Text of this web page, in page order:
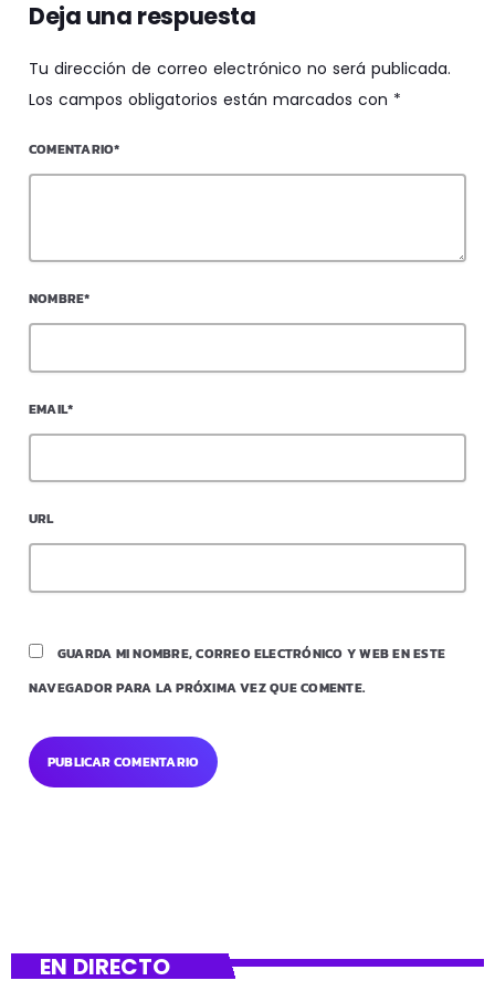
Deja una respuesta
Tu dirección de correo electrónico no será publicada.
Los campos obligatorios están marcados con *
COMENTARIO*
NOMBRE*
EMAIL*
URL
GUARDA MI NOMBRE, CORREO ELECTRÓNICO Y WEB EN ESTE
NAVEGADOR PARA LA PRÓXIMA VEZ QUE COMENTE.
EN DIRECTO